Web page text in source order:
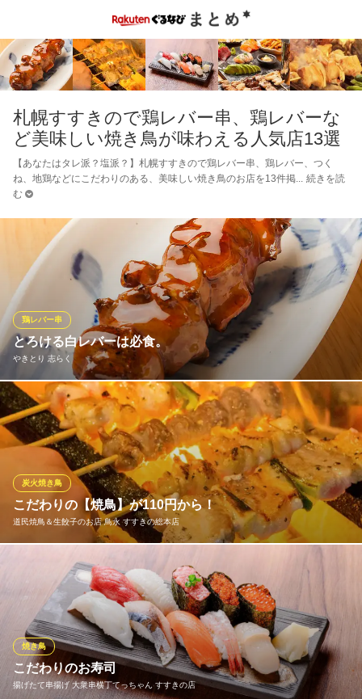
札幌すすきので鶏レバー串、鶏レバーな
ど美味しい焼き鳥が味わえる人気店13選
【あなたはタレ派？塩派？】札幌すすきので鶏レバー串、鶏レバー、つく
ね、地鶏などにこだわりのある、美味しい焼き鳥のお店を13件掲
続きを読
む
とろける白レバーは必食。
やきとり 志らく
鶏レバー串
志らく自慢の白レバーは店主おすすめの一本。 どんなお酒のお供
にも◎
やきとり 志らく
道産鶏の炭火焼鳥
札幌市営地下鉄南北線すすきの駅 徒歩3分
北海道札幌市中央区南5条西5-11 モモヤビル7F
こだわりの【焼鳥】が110円から！
道民焼鳥＆生餃子のお店 鳥永 すすきの総本店
炭火焼き鳥
焼鳥100円（税込110円）をキャッチフレーズに、安くて美味しい
お料理をご提供致します！ メニューには職人が一本一本丁寧に炭
焼きした香ばしい種類豊富な焼鳥のラインナップがございます。
道民焼鳥＆生餃子のお店 鳥永 すすきの総本店
焼鳥 生餃子 鶏料理
札幌市営地下鉄南北線すすきの駅 徒歩3分
北海道札幌市中央区南5条西4-2-2 第二高瀬ビル2F
こだわりのお寿司
揚げたて串揚げ 大衆串横丁てっちゃん すすきの店
焼き鳥